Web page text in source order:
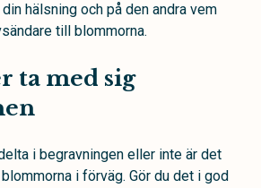
hälsning och på den andra vem
till blommorna.
ta med sig
i begravningen eller inte är det
i förväg. Gör du det i god